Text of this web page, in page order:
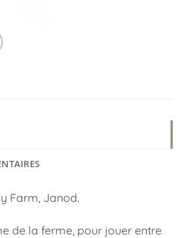
Farm, Janod.
de la ferme, pour jouer entre